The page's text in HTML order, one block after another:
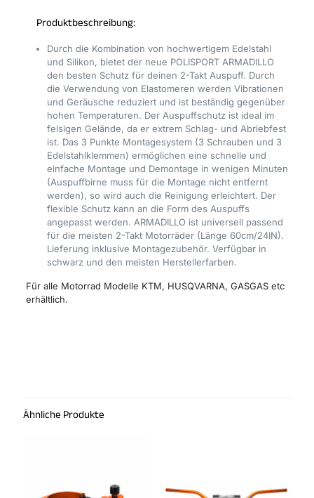
Produktbeschreibung:
Durch die Kombination von hochwertigem Edelstahl
und Silikon, bietet der neue POLISPORT ARMADILLO
den besten Schutz für deinen 2-Takt Auspuff. Durch
die Verwendung von Elastomeren werden Vibrationen
und Geräusche reduziert und ist beständig gegenüber
hohen Temperaturen. Der Auspuffschutz ist ideal im
felsigen Gelände, da er extrem Schlag- und Abriebfest
ist. Das 3 Punkte Montagesystem (3 Schrauben und 3
Edelstahlklemmen) ermöglichen eine schnelle und
einfache Montage und Demontage in wenigen Minuten
(Auspuffbirne muss für die Montage nicht entfernt
werden), so wird auch die Reinigung erleichtert. Der
flexible Schutz kann an die Form des Auspuffs
angepasst werden. ARMADILLO ist universell passend
für die meisten 2-Takt Motorräder (Länge 60cm/24IN).
Lieferung inklusive Montagezubehör. Verfügbar in
schwarz und den meisten Herstellerfarben.
Für alle Motorrad Modelle KTM, HUSQVARNA, GASGAS etc
erhältlich.
Ähnliche Produkte